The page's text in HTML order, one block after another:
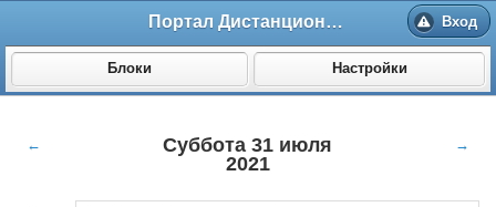
Портал Дистанционного обучения ВолгГМУ Вход
Блоки Настройки
←
Суббота 31 июля
2021
→